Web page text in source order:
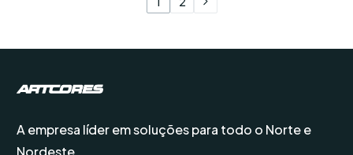
A empresa líder em soluções para todo o Norte e
Nordeste.